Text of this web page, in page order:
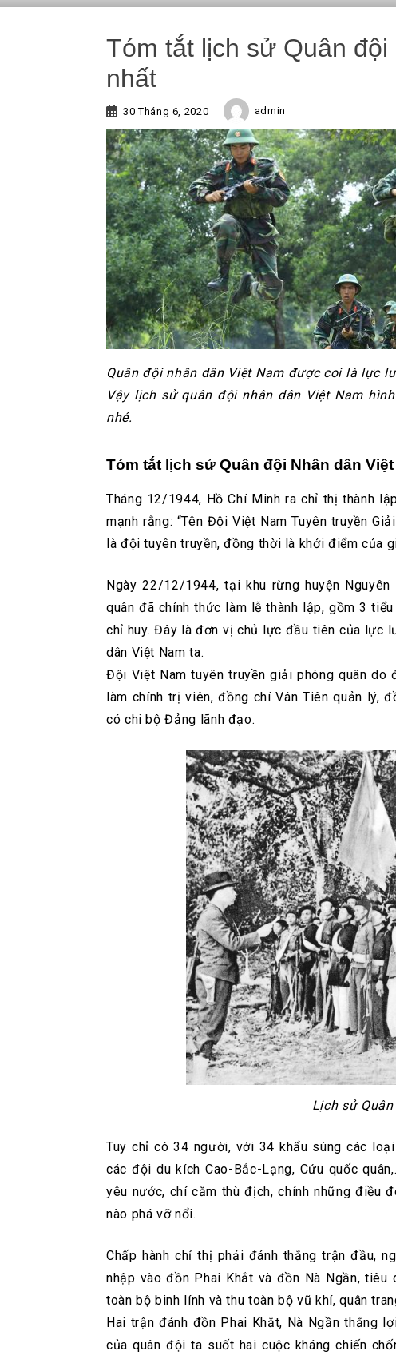
Tóm tắt lịch sử Quân
nhất
30 Tháng 6, 2020 admin
Quân đội nhân dân Việt Nam được coi là lực
Vậy lịch sử quân đội nhân dân Việt Nam
nhé.
Tóm tắt lịch sử Quân đội Nhân dân Việt
Tháng 12/1944, Hồ Chí Minh ra chỉ thị thành
mạnh rằng: “Tên Đội Việt Nam Tuyên truyền
là đội tuyên truyền, đồng thời là khởi điểm của
Ngày 22/12/1944, tại khu rừng huyện
quân đã chính thức làm lễ thành lập, gồm 3
chỉ huy. Đây là đơn vị chủ lực đầu tiên của lực
dân Việt Nam ta.
Đội Việt Nam tuyên truyền giải phóng quân do
làm chính trị viên, đồng chí Vân Tiên quản lý,
có chi bộ Đảng lãnh đạo.
Lịch sử
Tuy chỉ có 34 người, với 34 khẩu súng các
các đội du kích Cao-Bắc-Lạng, Cứu quốc
yêu nước, chí căm thù địch, chính những điều
nào phá vỡ nổi.
Chấp hành chỉ thị phải đánh thắng trận đầu,
nhập vào đồn Phai Khắt và đồn Nà Ngần,
toàn bộ binh lính và thu toàn bộ vũ khí, quân
Hai trận đánh đồn Phai Khắt, Nà Ngần thắng
của quân đội ta suốt hai cuộc kháng chiến